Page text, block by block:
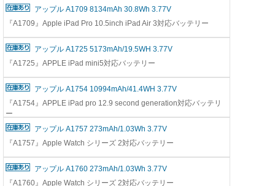
アップル A1709 8134mAh 30.8Wh 3.77V
『A1709』Apple iPad Pro 10.5inch iPad Air 3対応バッテリー
アップル A1725 5173mAh/19.5WH 3.77V
『A1725』APPLE iPad mini5対応バッテリー
アップル A1754 10994mAh/41.4WH 3.77V
『A1754』APPLE iPad pro 12.9 second generation対応バッテリ
ー
アップル A1757 273mAh/1.03Wh 3.77V
『A1757』Apple Watch シリーズ 2対応バッテリー
アップル A1760 273mAh/1.03Wh 3.77V
『A1760』Apple Watch シリーズ 2対応バッテリー